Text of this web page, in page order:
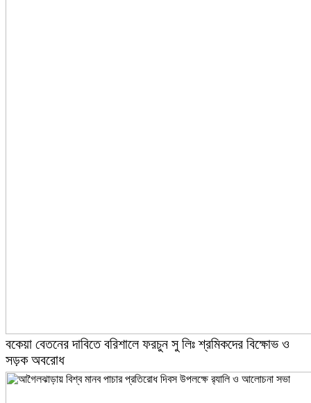
বকেয়া বেতনের দাবিতে বরিশালে ফরচুন সু লিঃ শ্রমিকদের বিক্ষোভ ও
সড়ক অবরোধ